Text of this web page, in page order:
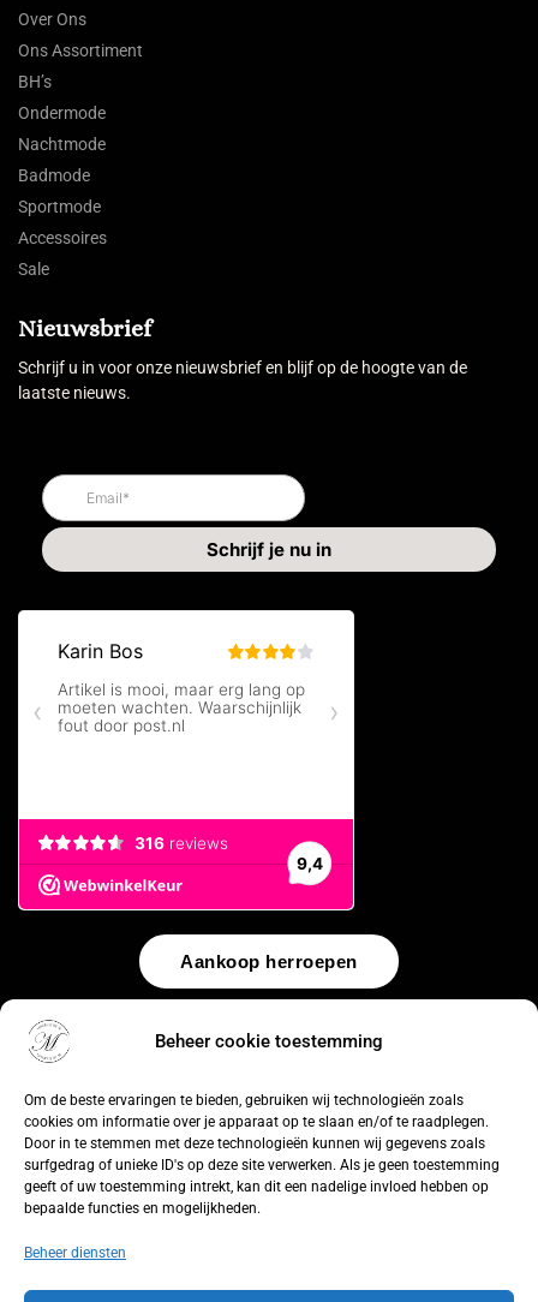
Beheer cookie toestemming
Om de beste ervaringen te bieden, gebruiken wij technologieën zoals
cookies om informatie over je apparaat op te slaan en/of te raadplegen.
Door in te stemmen met deze technologieën kunnen wij gegevens zoals
surfgedrag of unieke ID's op deze site verwerken. Als je geen toestemming
geeft of uw toestemming intrekt, kan dit een nadelige invloed hebben op
bepaalde functies en mogelijkheden.
Beheer diensten
Over Ons
Ons Assortiment
BH’s
Ondermode
Nachtmode
Badmode
Sportmode
Accessoires
Sale
Nieuwsbrief
Schrijf u in voor onze nieuwsbrief en blijf op de hoogte van de
laatste nieuws.
Aankoop herroepen
© 2026 by
Privacy Policy CookiebeleidSitemap